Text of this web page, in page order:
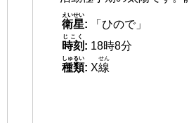
衛星
えいせい
:
「ひので」
時刻
じこく
: 18時8分
種類
しゅるい
: X線
せん